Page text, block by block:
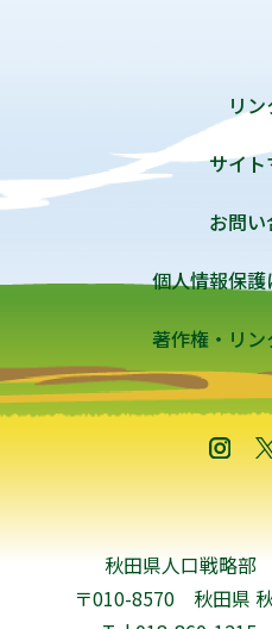
リ
サイト
お問い
個人情報保
著作権・リ
秋田県人口戦略部
〒010-8570 秋田県 秋